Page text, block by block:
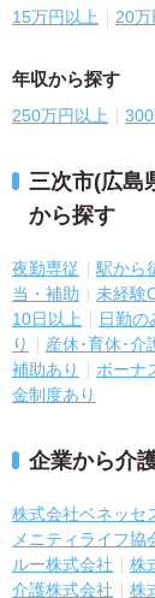
15万円以上 20万
年収から探す
250万円以上
三次市(広島
から探す
夜勤専従 駅から
当・補助
未経験
10日以上
日勤の
り
産休･育休･介
補助あり
ボーナ
金制度あり
企業から介
株式会社ベネッセ
メニティライフ協
ルー株式会社
株
介護株式会社
株